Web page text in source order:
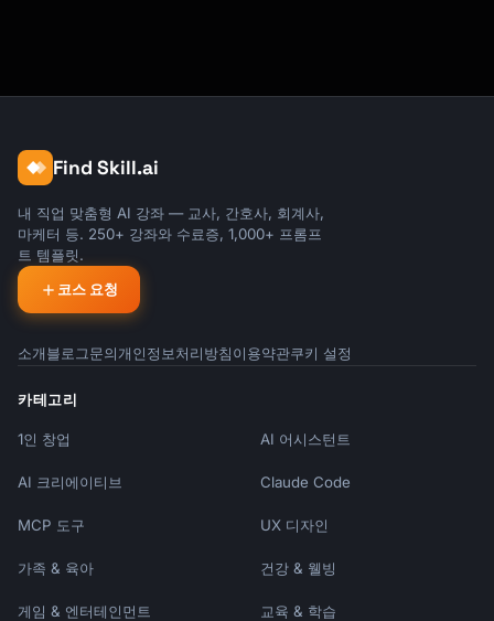
• Parents with lump sum (bonus, inheritance)
• Anyone who wants maximum tax-free growth
```
---
## INVESTMENT SELECTION
```
═════════════════════════════════════════════
AGE-BASED PORTFOLIOS:
────────────────
conservative as
Find Skill.ai
내 직업 맞춤형 AI 강좌 — 교사, 간호사, 회계사,
마케터 등. 250+ 강좌와 수료증, 1,000+ 프롬프
트 템플릿.
코스 요청
소개블로그문의개인정보처리방침이용약관쿠키 설정
카테고리
1인 창업 AI 어시스턴트
AI 크리에이티브 Claude Code
MCP 도구 UX 디자인
가족 & 육아 건강 & 웰빙
게임 & 엔터테인먼트 교육 & 학습